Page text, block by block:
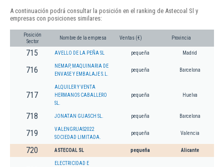
A continuación podrá consultar la posición en el ranking de Astecoal Sl y
empresas con posiciones similares:
Posición
Sector
Nombre de la empresa Ventas (€) Provincia
715 AVELLO DE LA PEÑA SL pequeña Madrid
716
NEMAP, MAQUINARIA DE
ENVASE Y EMBALAJE S.L.
pequeña Barcelona
717
ALQUILER Y VENTA
HERMANOS CABALLERO
SL.
pequeña Huelva
718 JONATAN GUASCH SL. pequeña Barcelona
719
VALENGRUAS2022
SOCIEDAD LIMITADA.
pequeña Valencia
720 ASTECOAL SL pequeña Alicante
ELECTRICIDAD E